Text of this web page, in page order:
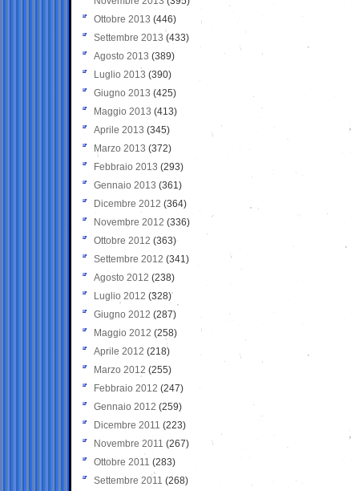
Ottobre 2013 (446)
Settembre 2013 (433)
Agosto 2013 (389)
Luglio 2013 (390)
Giugno 2013 (425)
Maggio 2013 (413)
Aprile 2013 (345)
Marzo 2013 (372)
Febbraio 2013 (293)
Gennaio 2013 (361)
Dicembre 2012 (364)
Novembre 2012 (336)
Ottobre 2012 (363)
Settembre 2012 (341)
Agosto 2012 (238)
Luglio 2012 (328)
Giugno 2012 (287)
Maggio 2012 (258)
Aprile 2012 (218)
Marzo 2012 (255)
Febbraio 2012 (247)
Gennaio 2012 (259)
Dicembre 2011 (223)
Novembre 2011 (267)
Ottobre 2011 (283)
Settembre 2011 (268)